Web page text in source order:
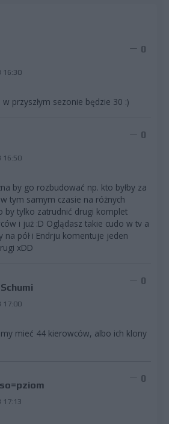
16:30
0
przyszłym sezonie będzie 30 :)
16:50
0
by go rozbudować np. kto byłby za
tym samym czasie na różnych
by tylko zatrudnić drugi komplet
i już :D Oglądasz takie cudo w tv a
na pół i Endrju komentuje jeden
xDD
17:00
0
mieć 44 kierowców, albo ich klony
17:13
0